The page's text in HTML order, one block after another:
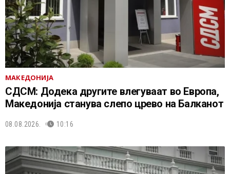
МАКЕДОНИЈА
СДСМ: Додека другите влегуваат во Европа,
Македонија станува слепо црево на Балканот
08.08.2026. 10:16